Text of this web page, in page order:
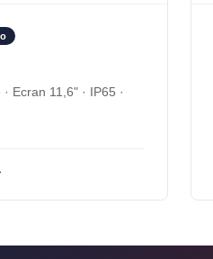
Ecran 11,6" · IP65 ·